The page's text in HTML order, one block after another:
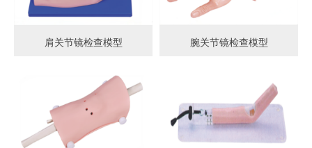
肩关节镜检查模型 腕关节镜检查模型